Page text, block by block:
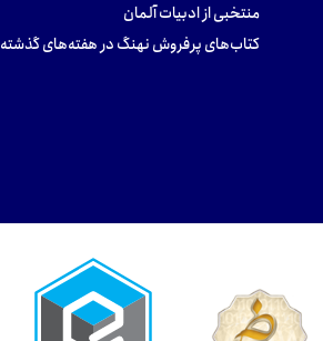
منتخبی از ادبیات آلمان
کتاب‌های پرفروش نهنگ در هفته‌های گذشته